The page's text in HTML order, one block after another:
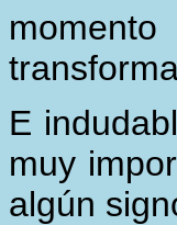
E
muy
algún